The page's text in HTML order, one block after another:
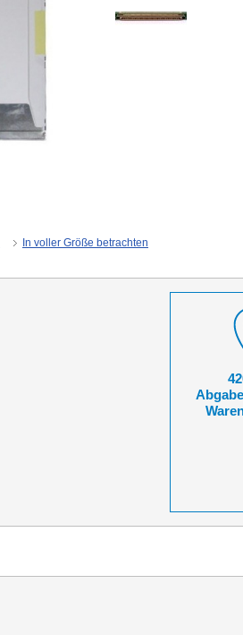
In voller Größe betrachten
Waren